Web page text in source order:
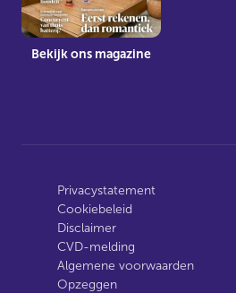
Bekijk ons magazine
Privacystatement
Cookiebeleid
Disclaimer
CVD-melding
Algemene voorwaarden
Opzeggen